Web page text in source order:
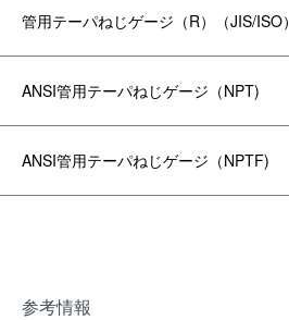
管用テーパねじゲージ（R）（JIS/ISO）
ANSI管用テーパねじゲージ（NPT)
ANSI管用テーパねじゲージ（NPTF)
参考情報